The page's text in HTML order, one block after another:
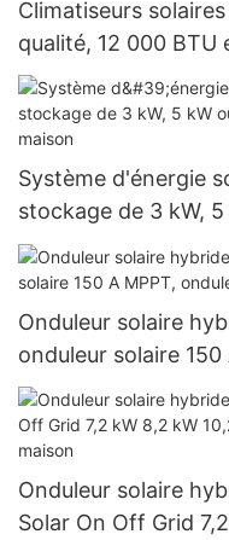
Climatiseurs
qualité, 12 000 BTU
notre usine.
Système d'énergie
stockage de 3 kW,
qualité pour la maison
Onduleur solaire
onduleur solaire
hors réseau
Onduleur solaire
Solar On Off Grid